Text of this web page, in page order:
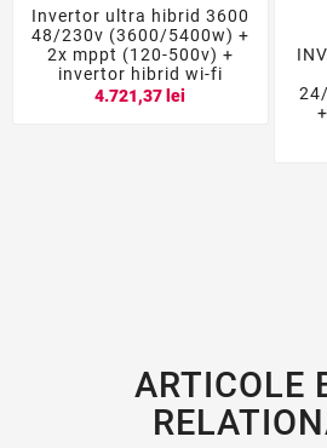
Invertor ultra hibrid 3600
48/230v (3600/5400w) +
2x mppt (120-500v) +
invertor hibrid wi-fi
4.721,37 lei
ARTICOLE